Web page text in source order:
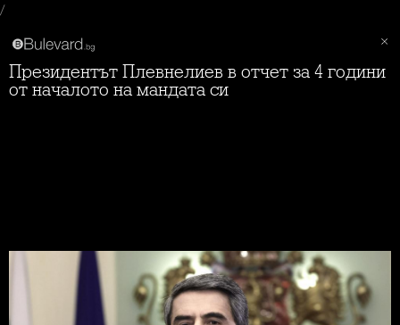
/
Президентът Плевнелиев в отчет за 4 години
от началото на мандата си